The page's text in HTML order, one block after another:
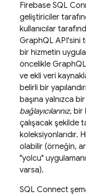
Firebase SQL
geliştiriciler
kullanıcılar
GraphQL API'sini
bir hizmetin
öncelikle
ve ekli veri
belirli bir
başına yalnızca
bağlayıcılarınız, bir
çalışacak şekilde
koleksiyonlarıdır.
olabilir (örneğin,
"yolcu"
varsa).
SQL Connect